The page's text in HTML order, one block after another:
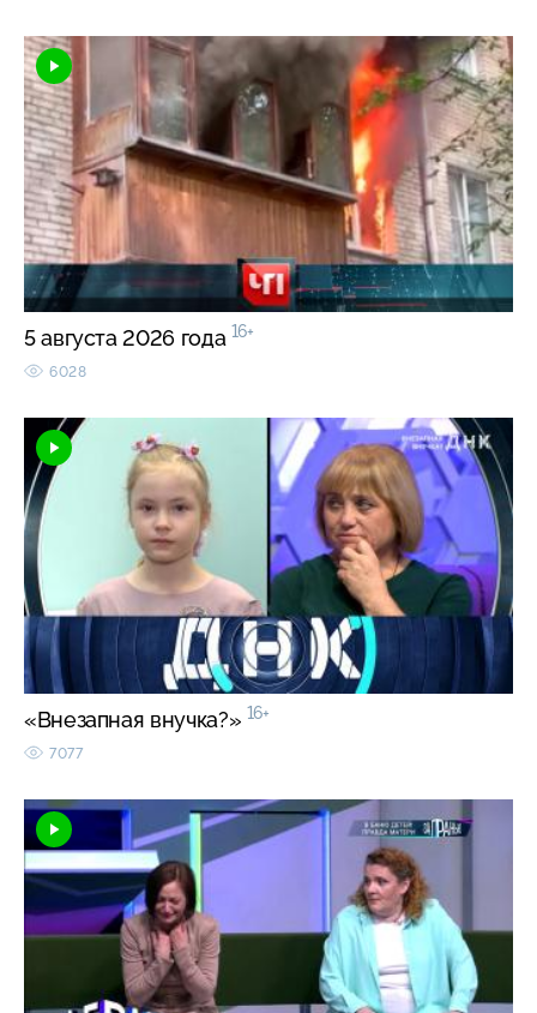
5 августа 2026 года 16+
6028
«Внезапная внучка?» 16+
7077